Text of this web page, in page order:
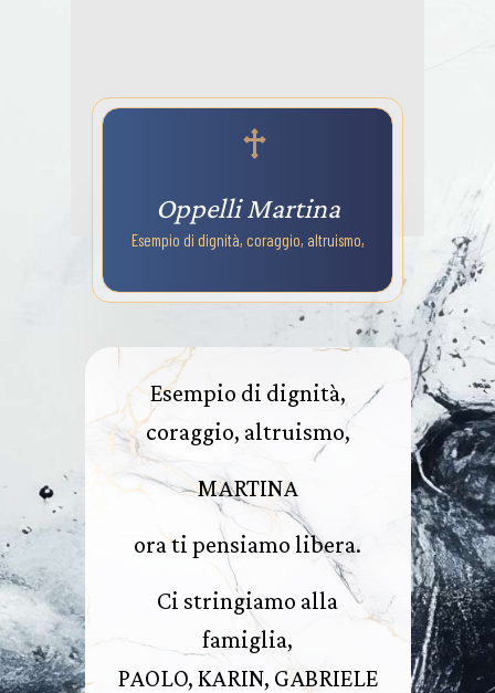
Oppelli Martina
Esempio di dignità, coraggio, altruismo,
Esempio di dignità,
coraggio, altruismo,
MARTINA
ora ti pensiamo libera.
Ci stringiamo alla
famiglia,
PAOLO, KARIN, GABRIELE